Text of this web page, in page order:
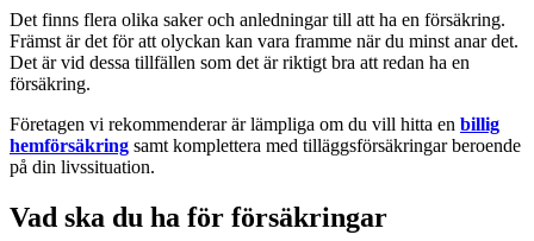
Det finns flera olika saker och anledningar till att ha en försäkring.
Främst är det för att olyckan kan vara framme när du minst anar det.
Det är vid dessa tillfällen som det är riktigt bra att redan ha en
försäkring.
Företagen vi rekommenderar är lämpliga om du vill hitta en billig
hemförsäkring samt komplettera med tilläggsförsäkringar beroende
på din livssituation.
Vad ska du ha för försäkringar